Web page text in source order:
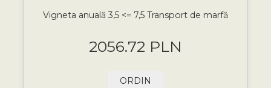
Vigneta anuală 3,5 <= 7,5 Transport de marfă
2056.72 PLN
ORDIN